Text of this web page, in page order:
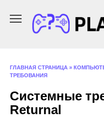
содержанию
ГЛАВНАЯ СТРАНИЦА »
ТРЕБОВАНИЯ
Системные
Returnal